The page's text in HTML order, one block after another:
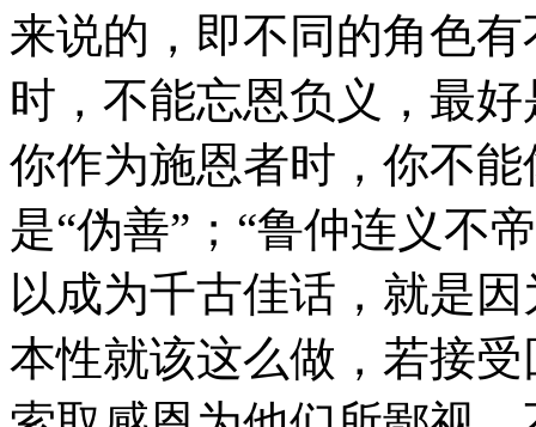
来说的，即不同的角色
时，不能忘恩负义，最
你作为施恩者时，你不
是“伪善”；“鲁仲连义不
以成为千古佳话，就是
本性就该这么做，若接